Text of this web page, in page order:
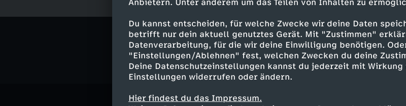
Anbietern. Unter anderem um das Teilen von Inhalten zu
Du kannst entscheiden, für welche Zwecke wir deine Daten
betrifft nur dein aktuell genutztes Gerät. Mit "Zustimmen"
Datenverarbeitung, für die wir deine Einwilligung benötigen.
"Einstellungen/Ablehnen" fest, welchen Zwecken du deine
Deine Datenschutzeinstellungen kannst du jederzeit mit
Einstellungen widerrufen oder ändern.
Hier findest du das Impressum.
Ähnliche Inhalte entdecken
Gesellschaft Talk vergnüglich Untertitel